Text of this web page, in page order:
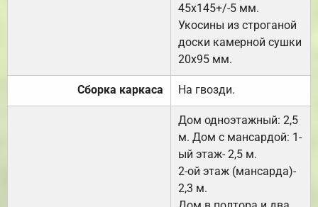
45х145+/-5 мм.
Укосины из строганой
доски камерной сушки
20х95 мм.
Сборка каркаса На гвозди.
Дом одноэтажный: 2,5
м. Дом с мансардой: 1-
ый этаж- 2,5 м.
2-ой этаж (мансарда)-
2,3 м.